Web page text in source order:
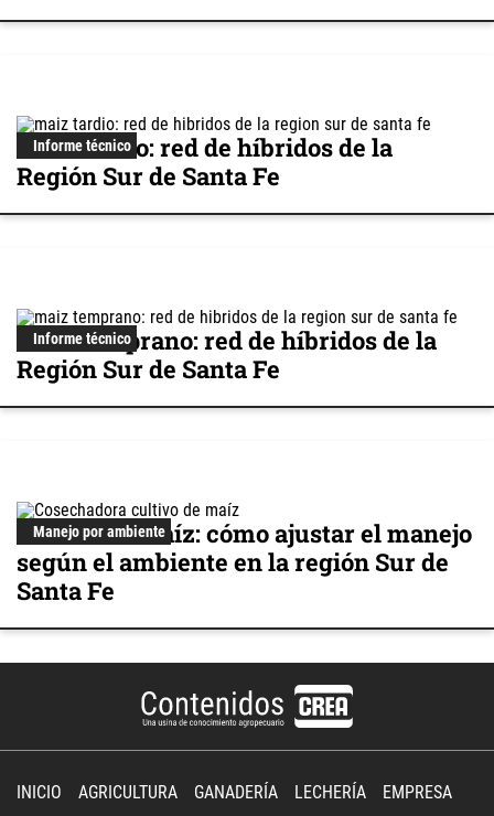
Informe técnico
Maíz tardío: red de híbridos de la
Región Sur de Santa Fe
Informe técnico
Maíz temprano: red de híbridos de la
Región Sur de Santa Fe
Manejo por ambiente
Cultivo de maíz: cómo ajustar el manejo
según el ambiente en la región Sur de
Santa Fe
INICIO AGRICULTURA GANADERÍA LECHERÍA EMPRESA